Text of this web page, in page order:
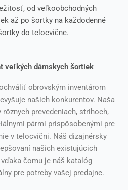
od veľkoobchodných
až po šortky na každodenné
do telocvične.
veľkých dámskych šortiek
obrovským inventárom
našich konkurentov. Naša
prevedeniach, strihoch,
pármi prispôsobenými pre
v telocvični. Náš dizajnérsky
našich existujúcich
čomu je náš katalóg
pre potreby vašej predajne.